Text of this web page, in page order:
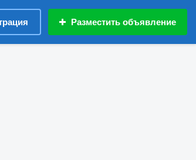
Разместить объявление